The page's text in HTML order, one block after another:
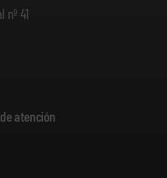
41
atención